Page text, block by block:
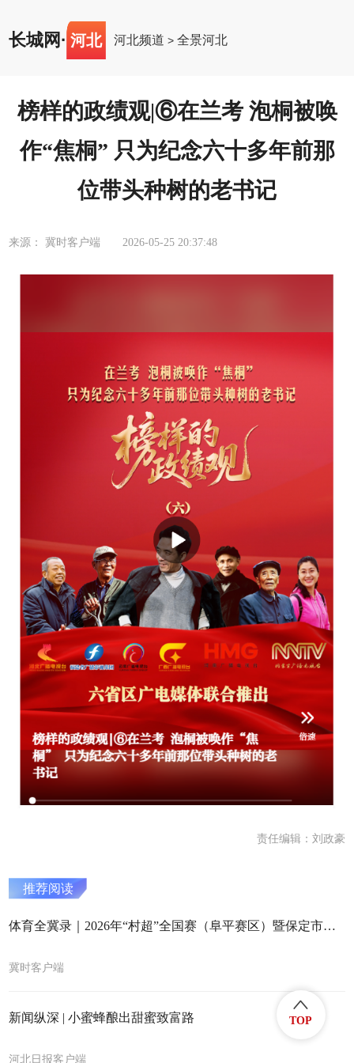
长城网 · 河北 河北频道 >全景河北
榜样的政绩观|⑥在兰考 泡桐被唤
作“焦桐” 只为纪念六十多年前那
位带头种树的老书记
来源： 冀时客户端 2026-05-25 20:37:48
责任编辑：刘政豪
推荐阅读
体育全冀录｜2026年“村超”全国赛（阜平赛区）暨保定市足球超级联赛启幕 保定“村超”火爆出圈 点燃文体旅消费新模式
冀时客户端
新闻纵深 | 小蜜蜂酿出甜蜜致富路
河北日报客户端
TOP